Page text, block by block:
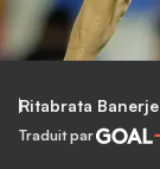
Ritabrata
Traduit par